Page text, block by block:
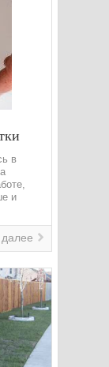
в
и
далее